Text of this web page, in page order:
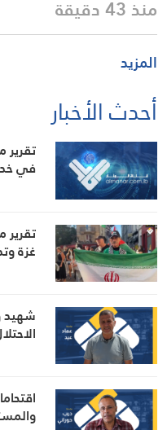
منذ 43 دقيقة
المزيد
أحدث الأخبار
تقرير
في
غزة
شهيد